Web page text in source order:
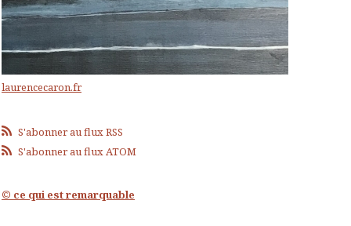
laurencecaron.fr
S'abonner au flux RSS
S'abonner au flux ATOM
© ce qui est remarquable